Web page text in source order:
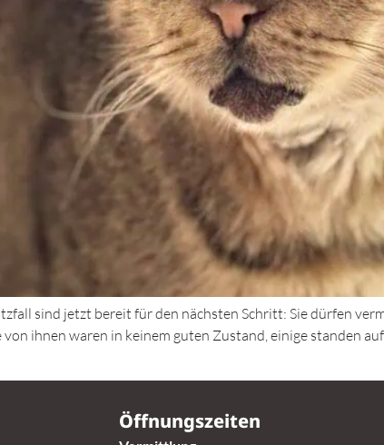
sind jetzt bereit für den nächsten Schritt: Sie dürfen
ihnen waren in keinem guten Zustand, einige standen
Öffnungszeiten